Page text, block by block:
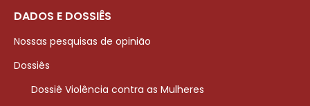
DADOS E DOSSIÊS
Nossas pesquisas de opinião
Dossiês
Dossiê Violência contra as Mulheres